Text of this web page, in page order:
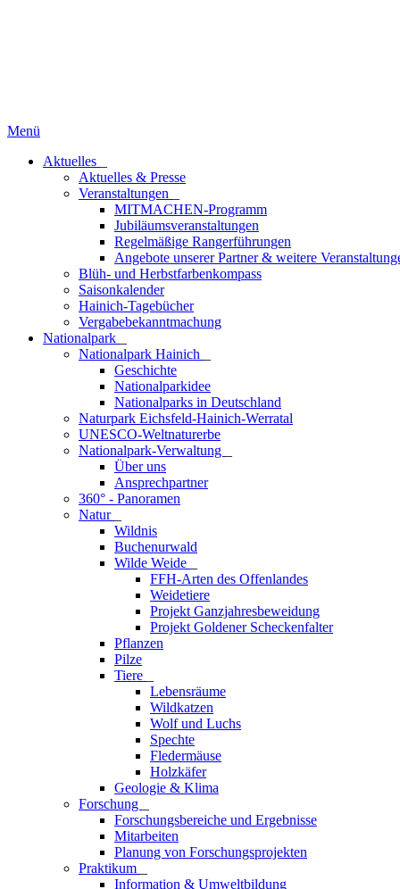
Menü
Aktuelles
Aktuelles & Presse
Veranstaltungen
MITMACHEN-Programm
Jubiläumsveranstaltungen
Regelmäßige Rangerführungen
Angebote unserer Partner & weitere
Blüh- und Herbstfarbenkompass
Saisonkalender
Hainich-Tagebücher
Vergabebekanntmachung
National­park
Nationalpark Hainich
Geschichte
Nationalparkidee
Nationalparks in Deutschland
Naturpark Eichsfeld-Hainich-Werratal
UNESCO-Weltnaturerbe
Nationalpark-Verwaltung
Über uns
Ansprechpartner
360° - Panoramen
Natur
Wildnis
Buchenurwald
Wilde Weide
FFH-Arten des Offenlandes
Weidetiere
Projekt Ganzjahresbeweidung
Projekt Goldener Scheckenfalter
Pflanzen
Pilze
Tiere
Lebensräume
Wildkatzen
Wolf und Luchs
Spechte
Fledermäuse
Holzkäfer
Geologie & Klima
Forschung
Forschungsbereiche und Ergebnisse
Mitarbeiten
Planung von Forschungsprojekten
Praktikum
Information & Umweltbildung